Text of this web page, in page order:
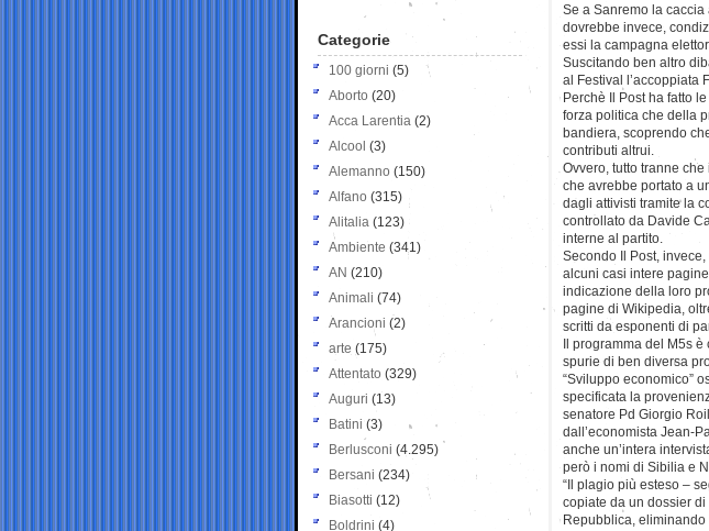
Se a Sanremo la
dovrebbe invece,
essi la campagna
Suscitando ben altro
al Festival l’accoppiata
Perchè Il Post ha fatto
forza politica che della
bandiera, scoprendo
contributi altrui.
Ovvero, tutto tranne
che avrebbe portato a
dagli attivisti tramite la
controllato da Davide
interne al partito.
Secondo Il Post,
alcuni casi intere
indicazione della loro
pagine di Wikipedia,
scritti da esponenti di
Il programma del M5s
spurie di ben diversa
“Sviluppo economico”
specificata la
senatore Pd Giorgio
dall’economista Jean-
anche un’intera
però i nomi di Sibilia e
“Il plagio più esteso –
copiate da un dossier
Repubblica,
Categorie
100 giorni (5)
Aborto (20)
Acca Larentia (2)
Alcool (3)
Alemanno (150)
Alfano (315)
Alitalia (123)
Ambiente (341)
AN (210)
Animali (74)
Arancioni (2)
arte (175)
Attentato (329)
Auguri (13)
Batini (3)
Berlusconi (4.295)
Bersani (234)
Biasotti (12)
Boldrini (4)